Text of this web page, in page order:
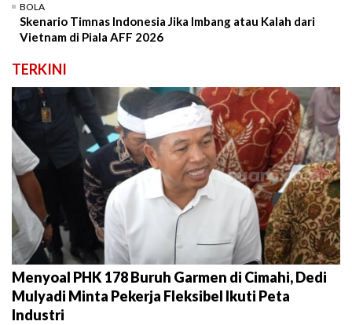
BOLA
Skenario Timnas Indonesia Jika Imbang atau Kalah dari
Vietnam di Piala AFF 2026
TERKINI
Menyoal PHK 178 Buruh Garmen di Cimahi, Dedi
Mulyadi Minta Pekerja Fleksibel Ikuti Peta
Industri